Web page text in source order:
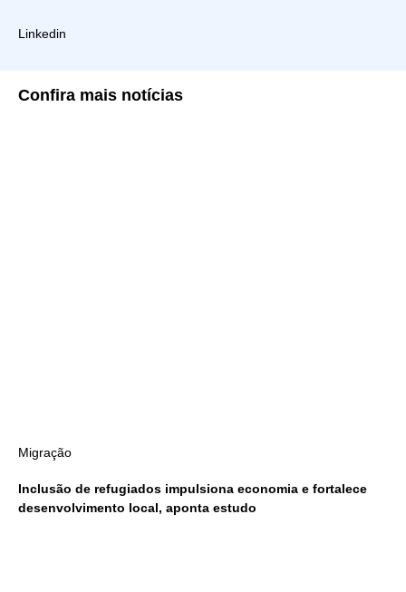
Linkedin
Confira mais notícias
Migração
Inclusão de refugiados impulsiona economia e fortalece
desenvolvimento local, aponta estudo